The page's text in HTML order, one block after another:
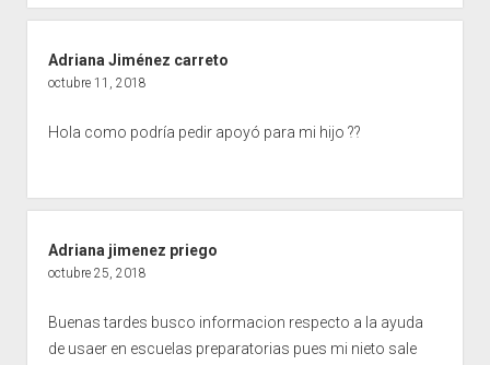
Adriana Jiménez carreto
octubre 11, 2018
Hola como podría pedir apoyó para mi hijo ??
Adriana jimenez priego
octubre 25, 2018
Buenas tardes busco informacion respecto a la ayuda
de usaer en escuelas preparatorias pues mi nieto sale